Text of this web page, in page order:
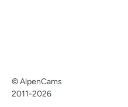
© AlpenCams
2011-2026